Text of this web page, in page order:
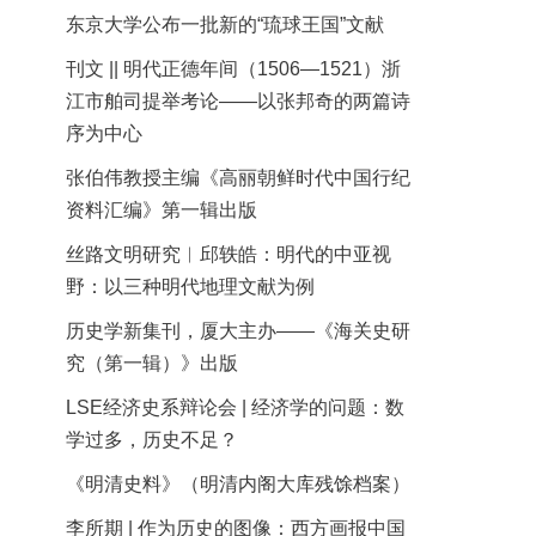
东京大学公布一批新的“琉球王国”文献
刊文 || 明代正德年间（1506—1521）浙
江市舶司提举考论——以张邦奇的两篇诗
序为中心
张伯伟教授主编《高丽朝鲜时代中国行纪
资料汇编》第一辑出版
丝路文明研究︱邱轶皓：明代的中亚视
野：以三种明代地理文献为例
历史学新集刊，厦大主办——《海关史研
究（第一辑）》出版
LSE经济史系辩论会 | 经济学的问题：数
学过多，历史不足？
《明清史料》（明清内阁大库残馀档案）
李所期 | 作为历史的图像：西方画报中国